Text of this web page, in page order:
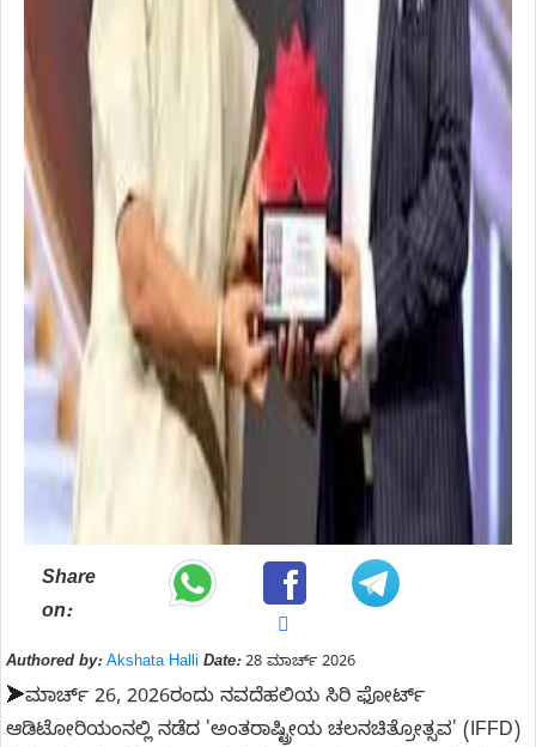
Share
on:
Authored by: Akshata Halli Date:28 ಮಾರ್ಚ್ 2026
➤ಮಾರ್ಚ್ 26, 2026ರಂದು ನವದೆಹಲಿಯ ಸಿರಿ ಫೋರ್ಟ್
ಆಡಿಟೋರಿಯಂನಲ್ಲಿ ನಡೆದ 'ಅಂತರಾಷ್ಟ್ರೀಯ ಚಲನಚಿತ್ರೋತ್ಸವ' (IFFD)